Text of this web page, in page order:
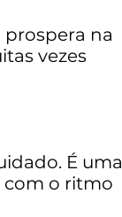
na
vezes
É uma
com o ritmo